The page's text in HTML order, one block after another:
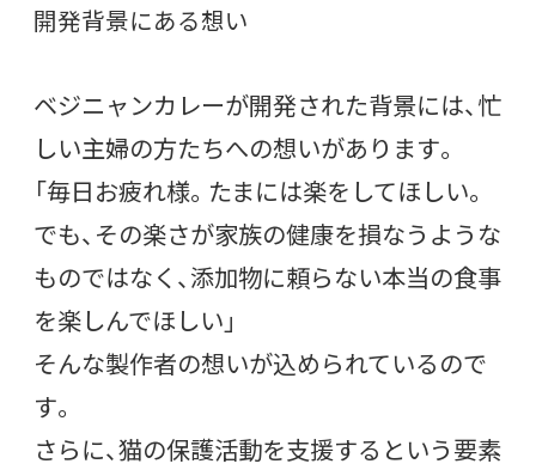
開発背景にある想い
ベジニャンカレーが開発された背景には、忙
しい主婦の方たちへの想いがあります。
「毎日お疲れ様。たまには楽をしてほしい。
でも、その楽さが家族の健康を損なうような
ものではなく、添加物に頼らない本当の食事
を楽しんでほしい」
そんな製作者の想いが込められているので
す。
さらに、猫の保護活動を支援するという要素